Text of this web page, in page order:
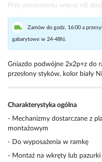
Przy zamówieniu więcej niż
Zamów do godz. 16:00 a
gabarytowe w 24-48h).
Gniazdo podwójne 2x2p+z do
przesłony styków, kolor biały
Charakterystyka ogólna
- Mechanizmy dostarczane z
montażowym
- Do wyposażenia w ramkę
- Montaż na wkręty lub pazurki